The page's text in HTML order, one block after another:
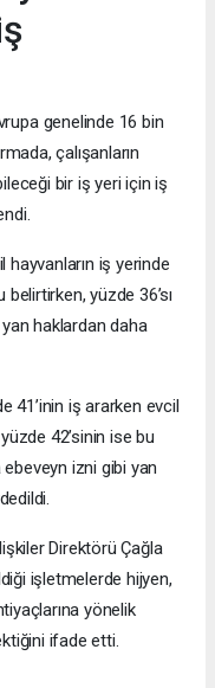
genelinde 16 bin
çalışanların
bir iş yeri için iş
hayvanların iş yerinde
yüzde 36’sı
haklardan daha
41’inin iş ararken evcil
42’sinin ise bu
ebeveyn izni gibi yan
Direktörü Çağla
işletmelerde hijyen,
yönelik
ifade etti.